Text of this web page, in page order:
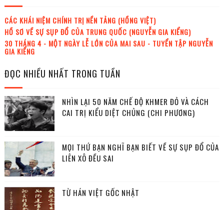
CÁC KHÁI NIỆM CHÍNH TRỊ NỀN TẢNG (HỒNG VIỆT)
HỒ SƠ VỀ SỰ SỤP ĐỔ CỦA TRUNG QUỐC (NGUYỄN GIA KIỂNG)
30 THÁNG 4 - MỘT NGÀY LỄ LỚN CỦA MAI SAU - TUYỂN TẬP NGUYỄN
GIA KIỂNG
ĐỌC NHIỀU NHẤT TRONG TUẦN
NHÌN LẠI 50 NĂM CHẾ ĐỘ KHMER ĐỎ VÀ CÁCH
CAI TRỊ KIỂU DIỆT CHỦNG (CHI PHƯƠNG)
MỌI THỨ BẠN NGHĨ BẠN BIẾT VỀ SỰ SỤP ĐỔ CỦA
LIÊN XÔ ĐỀU SAI
TỪ HÁN VIỆT GỐC NHẬT